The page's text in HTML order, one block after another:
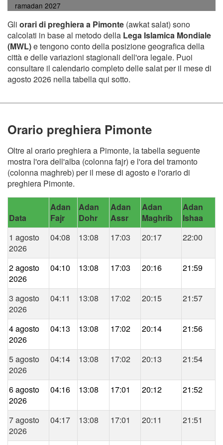
ramadan 2027
Gli orari di preghiera a Pimonte (awkat salat) sono
calcolati in base al metodo della Lega Islamica Mondiale
(MWL)e tengono conto della posizione geografica della
città e delle variazioni stagionali dell'ora legale. Puoi
consultare il calendario completo delle salat per il mese di
agosto 2026 nella tabella qui sotto.
Orario preghiera Pimonte
Oltre al orario preghiera a Pimonte, la tabella seguente
mostra l'ora dell'alba (colonna fajr) e l'ora del tramonto
(colonna maghreb) per il mese di agosto e l'orario di
preghiera Pimonte.
Data
Adan
Fajr
Adan
Dohr
Adan
Assr
Adan
Maghrib
Adan
Ishaa
1 agosto
2026
04:08 13:08 17:03 20:17 22:00
2 agosto
2026
04:10 13:08 17:03 20:16 21:59
3 agosto
2026
04:11 13:08 17:02 20:15 21:57
4 agosto
2026
04:13 13:08 17:02 20:14 21:56
5 agosto
2026
04:14 13:08 17:02 20:13 21:54
6 agosto
2026
04:16 13:08 17:01 20:12 21:52
7 agosto
2026
04:17 13:08 17:01 20:11 21:51